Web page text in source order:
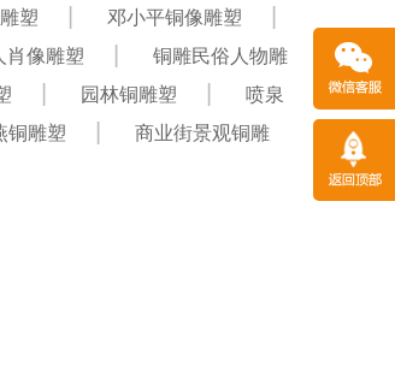
塑
邓小平铜像雕塑
肖像雕塑
铜雕民俗人物雕
园林铜雕塑
喷泉
铜雕塑
商业街景观铜雕